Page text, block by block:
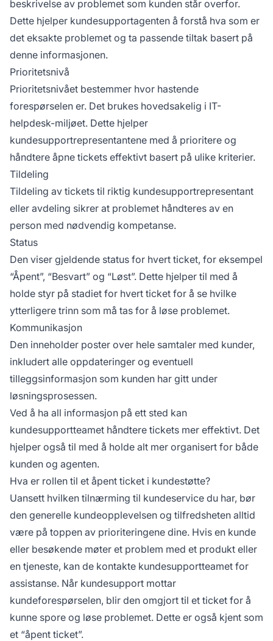
beskrivelse av problemet som kunden står overfor.
Dette hjelper kundesupportagenten å forstå hva som er
det eksakte problemet og ta passende tiltak basert på
denne informasjonen.
Prioritetsnivå
Prioritetsnivået bestemmer hvor hastende
forespørselen er. Det brukes hovedsakelig i IT-
helpdesk-miljøet. Dette hjelper
kundesupportrepresentantene med å prioritere og
håndtere åpne tickets effektivt basert på ulike kriterier.
Tildeling
Tildeling av tickets til riktig kundesupportrepresentant
eller avdeling sikrer at problemet håndteres av en
person med nødvendig kompetanse.
Status
Den viser gjeldende status for hvert ticket, for eksempel
“Åpent”, “Besvart” og “Løst”. Dette hjelper til med å
holde styr på stadiet for hvert ticket for å se hvilke
ytterligere trinn som må tas for å løse problemet.
Kommunikasjon
Den inneholder poster over hele samtaler med kunder,
inkludert alle oppdateringer og eventuell
tilleggsinformasjon som kunden har gitt under
løsningsprosessen.
Ved å ha all informasjon på ett sted kan
kundesupportteamet håndtere tickets mer effektivt. Det
hjelper også til med å holde alt mer organisert for både
kunden og agenten.
Hva er rollen til et åpent ticket i kundestøtte?
Uansett hvilken tilnærming til kundeservice du har, bør
den generelle kundeopplevelsen og tilfredsheten alltid
være på toppen av prioriteringene dine. Hvis en kunde
eller besøkende møter et problem med et produkt eller
en tjeneste, kan de kontakte kundesupportteamet for
assistanse. Når kundesupport mottar
kundeforespørselen, blir den omgjort til et ticket for å
kunne spore og løse problemet. Dette er også kjent som
et “åpent ticket”.